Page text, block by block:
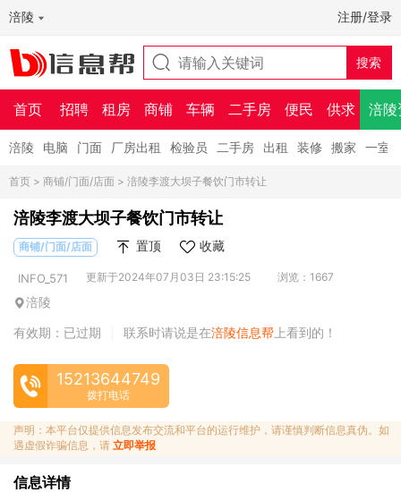
涪陵 注册/登录
首页 招聘 租房 商铺 车辆 二手房 便民 供求 涪陵
涪陵 电脑 门面 厂房出租 检验员 二手房 出租 装修 搬家 一室
首页 > 商铺/门面/店面 > 涪陵李渡大坝子餐饮门市转让
涪陵李渡大坝子餐饮门市转让
商铺/门面/店面 置顶 收藏
INFO_571 更新于2024年07月03日 23:15:25 浏览：1667
涪陵
有效期：已过期
联系时请说是在涪陵信息帮 上看到的！
15213644749
拨打电话
声明：本平台仅提供信息发布交流和平台的运行维护，请谨慎判断信息真伪。如
遇虚假诈骗信息，请 立即举报
信息详情